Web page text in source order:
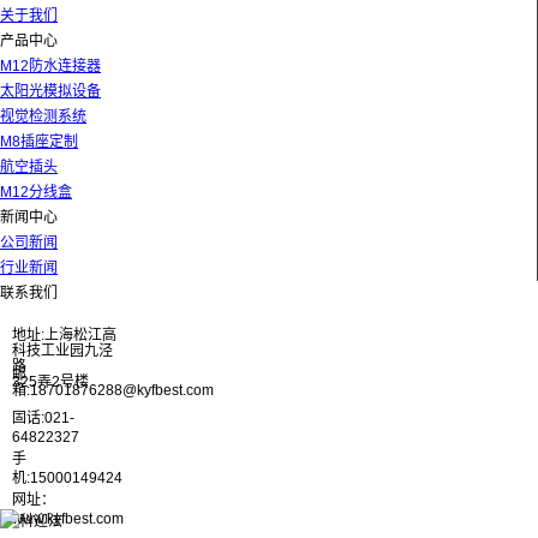
关于我们
产品中心
M12防水连接器
太阳光模拟设备
视觉检测系统
M8插座定制
航空插头
M12分线盒
新闻中心
公司新闻
行业新闻
联系我们
地址:上海松江高
科技工业园九泾
路
325弄2号楼
邮
箱:18701876288@kyfbest.com
固话:021-
64822327
手
机:15000149424
网址：
www.kyfbest.com